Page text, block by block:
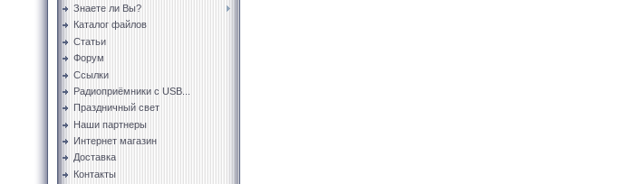
Знаете ли Вы?
Каталог файлов
Статьи
Форум
Ссылки
Радиоприёмники с USB...
Праздничный свет
Наши партнеры
Интернет магазин
Доставка
Контакты